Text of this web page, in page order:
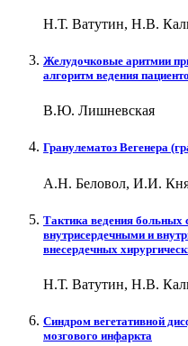
Н.Т. Ватутин, Н.В.
Желудочковые аритмии
алгоритм ведения
В.Ю. Лишневская
Гранулематоз Вегенера
А.Н. Беловол, И.И.
Тактика ведения
внутрисердечными и
внесердечных
Н.Т. Ватутин, Н.В.
Синдром вегетативной
мозгового инфаркта